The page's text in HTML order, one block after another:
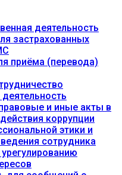
деятельность
застрахованных
приёма (перевода)
и иные акты в
коррупции
этики и
сотрудника